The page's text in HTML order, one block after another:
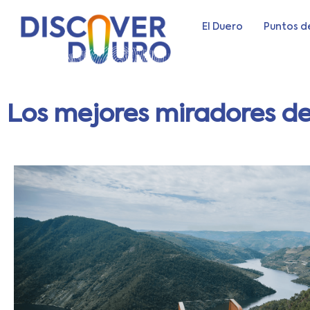
El Duero Puntos
Los mejores miradores